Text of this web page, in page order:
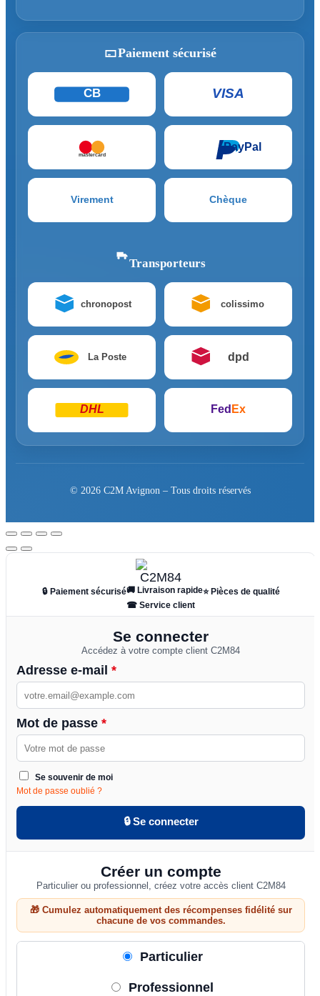
Paiement sécurisé
CB VISA
mastercard
PayPal
Virement Chèque
Transporteurs
chronopost colissimo
La Poste dpd
DHL Fed Ex
© 2026 C2M Avignon – Tous droits réservés
🔒 Paiement sécurisé🚚 Livraison rapide⭐ Pièces de qualité
☎ Service client
Se connecter
Accédez à votre compte client C2M84
Adresse e-mail *
Mot de passe *
Se souvenir de moi
Mot de passe oublié ?
🔒 Se connecter
Créer un compte
Particulier ou professionnel, créez votre accès client C2M84
🎁 Cumulez automatiquement des récompenses fidélité sur
chacune de vos commandes.
Particulier
Professionnel